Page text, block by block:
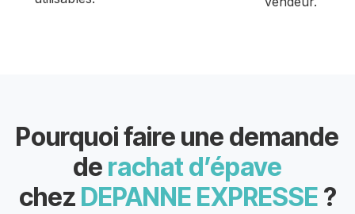
Pourquoi faire une demande
de rachat d’épave
chez DEPANNE EXPRESSE ?